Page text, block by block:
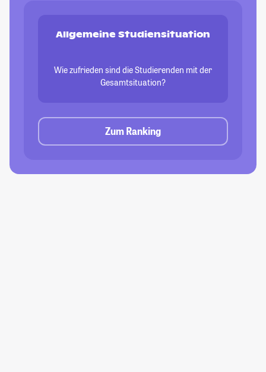
Allgemeine Studiensituation
Wie zufrieden sind die Studierenden mit der
Gesamtsituation?
Zum Ranking